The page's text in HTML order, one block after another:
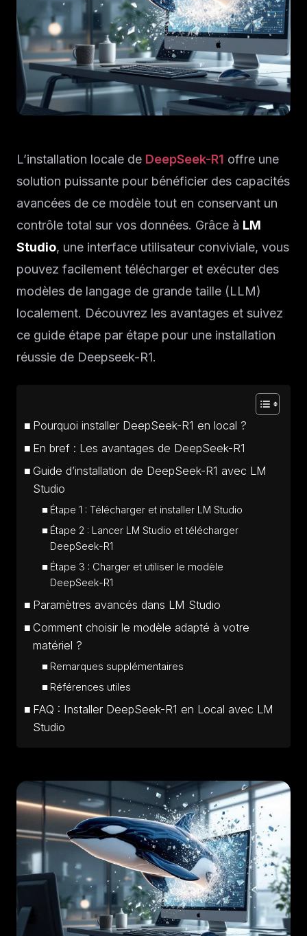
L’installation locale de DeepSeek-R1 offre une
solution puissante pour bénéficier des capacités
avancées de ce modèle tout en conservant un
contrôle total sur vos données. Grâce à LM
Studio, une interface utilisateur conviviale, vous
pouvez facilement télécharger et exécuter des
modèles de langage de grande taille (LLM)
localement. Découvrez les avantages et suivez
ce guide étape par étape pour une installation
réussie de Deepseek-R1.
Pourquoi installer DeepSeek-R1 en local ?
En bref : Les avantages de DeepSeek-R1
Guide d’installation de DeepSeek-R1 avec LM
Studio
Étape 1 : Télécharger et installer LM Studio
Étape 2 : Lancer LM Studio et télécharger
DeepSeek-R1
Étape 3 : Charger et utiliser le modèle
DeepSeek-R1
Paramètres avancés dans LM Studio
Comment choisir le modèle adapté à votre
matériel ?
Remarques supplémentaires
Références utiles
FAQ : Installer DeepSeek-R1 en Local avec LM
Studio